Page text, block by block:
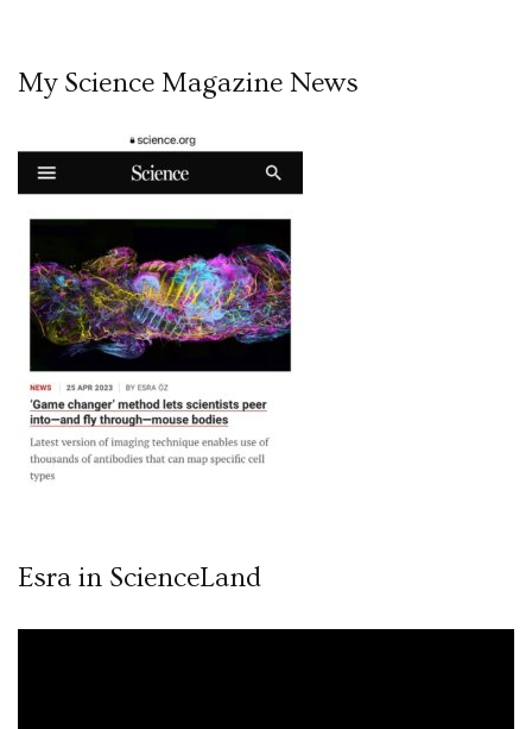
My Science Magazine News
Esra in ScienceLand